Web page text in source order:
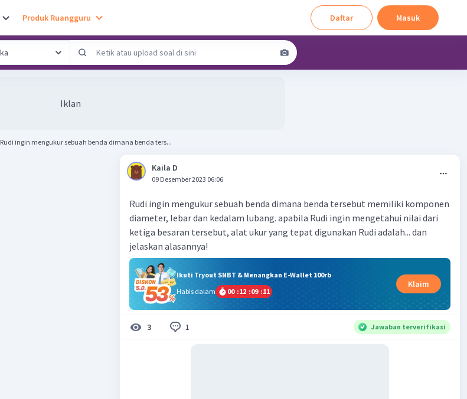
Produk Ruangguru Daftar Masuk
Iklan
Rudi ingin mengukur sebuah benda dimana benda ters...
Kaila D
09 Desember 2023 06:06
Rudi ingin mengukur sebuah benda dimana benda tersebut memiliki komponen
diameter, lebar dan kedalam lubang. apabila Rudi ingin mengetahui nilai dari
ketiga besaran tersebut, alat ukur yang tepat digunakan Rudi adalah... dan
jelaskan alasannya!
Ikuti Tryout SNBT & Menangkan E-Wallet 100rb
Habis dalam
00 :12 :09 :11
Klaim
3 1 Jawaban terverifikasi